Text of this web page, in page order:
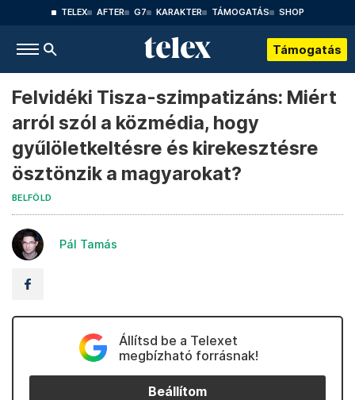
TELEX AFTER G7 KARAKTER TÁMOGATÁS SHOP
Támogatás
Felvidéki Tisza-szimpatizáns: Miért
arról szól a közmédia, hogy
gyűlöletkeltésre és kirekesztésre
ösztönzik a magyarokat?
BELFÖLD
Pál Tamás
Állítsd be a Telexet
megbízható forrásnak!
Beállítom